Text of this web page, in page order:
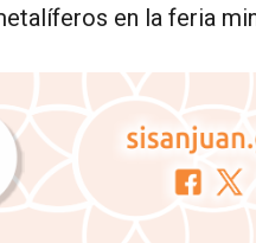
en la feria